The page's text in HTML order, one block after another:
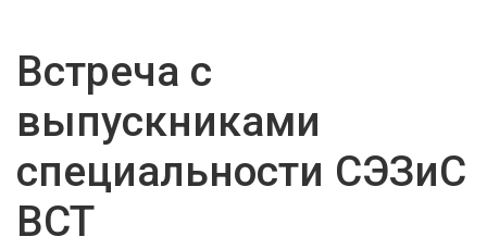
Встреча с
выпускниками
специальности СЭЗиС
ВСТ